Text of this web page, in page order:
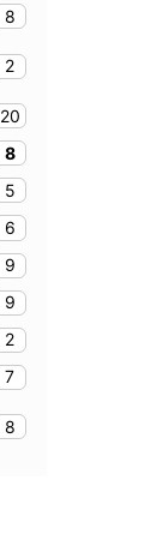
8
2
20
8
5
6
9
9
2
7
8